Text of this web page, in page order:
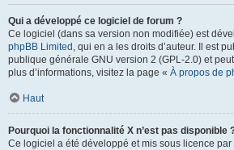
Qui a développé ce logiciel de forum ?
Ce logiciel (dans sa version non modifiée) est
phpBB Limited , qui en a les droits d’auteur. Il est
publique générale GNU version 2 (GPL-2.0) et
plus d’informations, visitez la page « À propos de
Haut
Pourquoi la fonctionnalité X n’est pas disponible
Ce logiciel a été développé et mis sous licence